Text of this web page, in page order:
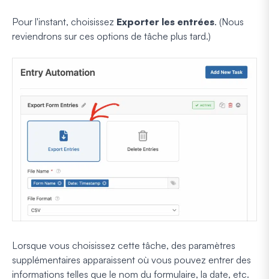
Pour l'instant, choisissez Exporter les entrées. (Nous
reviendrons sur ces options de tâche plus tard.)
Lorsque vous choisissez cette tâche, des paramètres
supplémentaires apparaissent où vous pouvez entrer des
informations telles que le nom du formulaire, la date, etc.